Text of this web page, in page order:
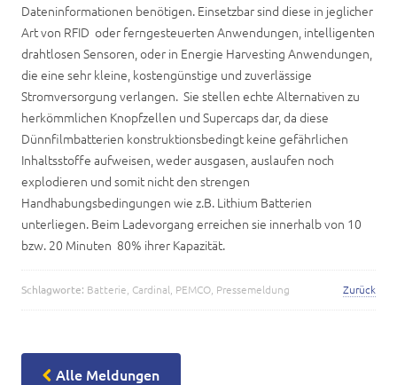
Dateninformationen benötigen. Einsetzbar sind diese in jeglicher
Art von RFID oder ferngesteuerten Anwendungen, intelligenten
drahtlosen Sensoren, oder in Energie Harvesting Anwendungen,
die eine sehr kleine, kostengünstige und zuverlässige
Stromversorgung verlangen. Sie stellen echte Alternativen zu
herkömmlichen Knopfzellen und Supercaps dar, da diese
Dünnfilmbatterien konstruktionsbedingt keine gefährlichen
Inhaltsstoffe aufweisen, weder ausgasen, auslaufen noch
explodieren und somit nicht den strengen
Handhabungsbedingungen wie z.B. Lithium Batterien
unterliegen. Beim Ladevorgang erreichen sie innerhalb von 10
bzw. 20 Minuten 80% ihrer Kapazität.
Schlagworte: Batterie Cardinal PEMCO Pressemeldung Zurück
Alle Meldungen